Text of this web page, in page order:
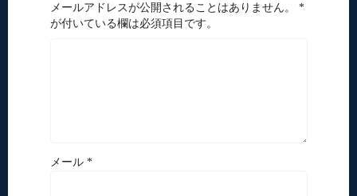
メールアドレスが公開されることはありません。 *
が付いている欄は必須項目です。
メール *